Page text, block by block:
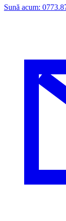
Sună acum: